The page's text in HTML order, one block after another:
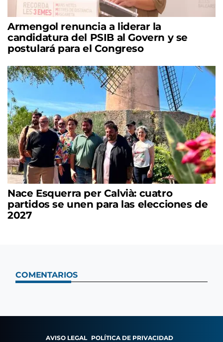
Armengol renuncia a liderar la
candidatura del PSIB al Govern y se
postulará para el Congreso
Nace Esquerra per Calvià: cuatro
partidos se unen para las elecciones de
2027
COMENTARIOS
AVISO LEGAL POLÍTICA DE PRIVACIDAD